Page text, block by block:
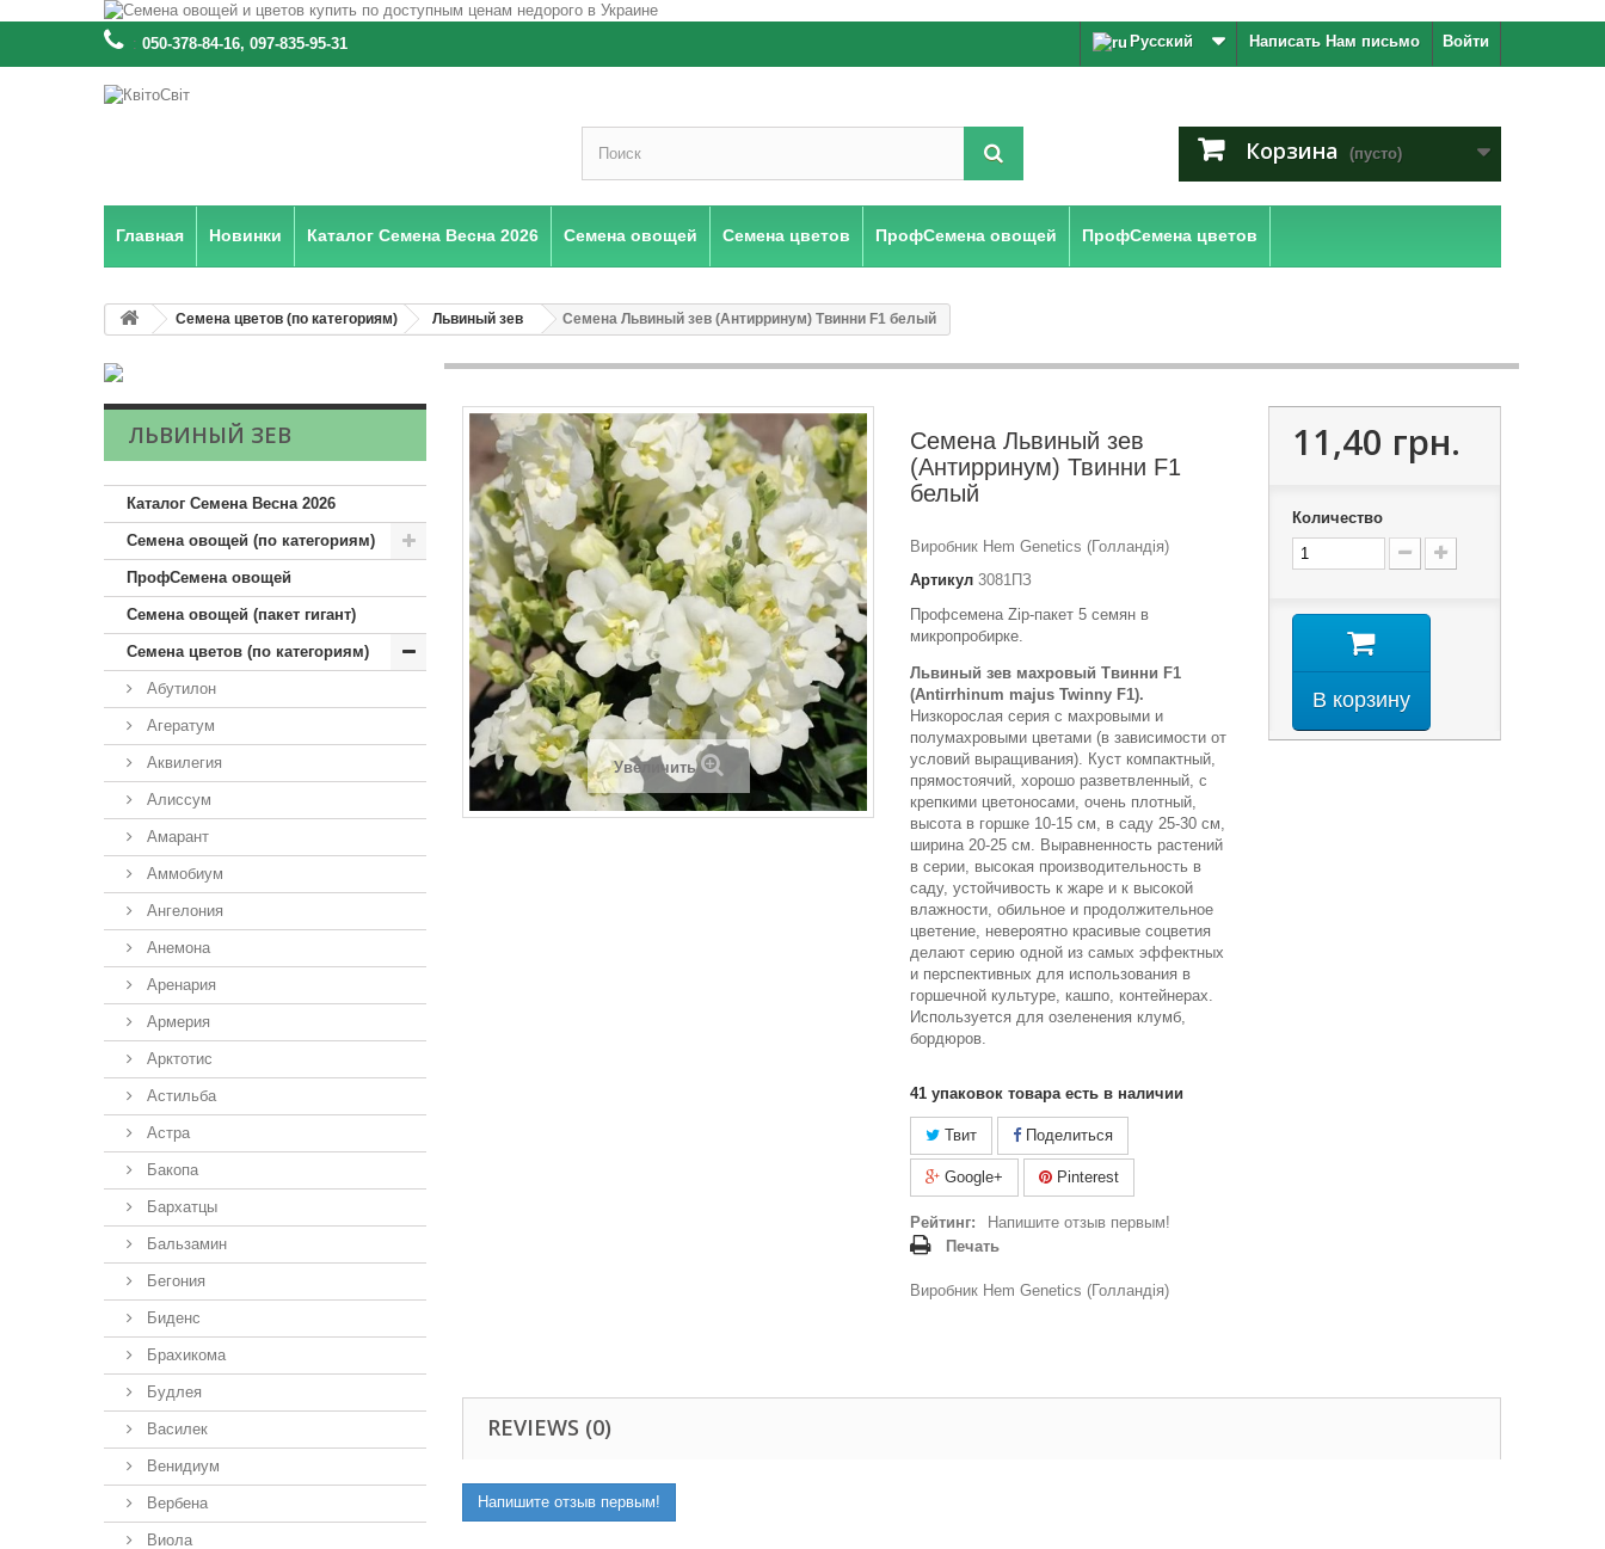
Войти
Написать Нам письмо
: 050-378-84-16, 097-835-95-31 Русский
Корзина (пусто)
Главная Новинки Каталог Семена Весна 2026 Семена овощей Семена цветов ПрофСемена овощей ПрофСемена цветов
Семена цветов (по категориям) Львиный зев Семена Львиный зев (Антирринум) Твинни F1 белый
ЛЬВИНЫЙ ЗЕВ
Каталог Семена Весна 2026
Семена овощей (по категориям)
ПрофСемена овощей
Семена овощей (пакет гигант)
Семена цветов (по категориям)
Абутилон
Агератум
Аквилегия
Алиссум
Амарант
Аммобиум
Ангелония
Анемона
Аренария
Армерия
Арктотис
Астильба
Астра
Бакопа
Бархатцы
Бальзамин
Бегония
Биденс
Брахикома
Будлея
Василек
Венидиум
Вербена
Виола
Увеличить
Семена Львиный зев
(Антирринум) Твинни F1
белый
Виробник Hem Genetics (Голландія)
Артикул 3081ПЗ
Профсемена Zip-пакет 5 семян в
микропробирке.
Львиный зев махровый Твинни F1
(Antirrhinum majus Twinny F1).
Низкорослая серия с махровыми и
полумахровыми цветами (в зависимости от
условий выращивания). Куст компактный,
прямостоячий, хорошо разветвленный, с
крепкими цветоносами, очень плотный,
высота в горшке 10-15 см, в саду 25-30 см,
ширина 20-25 см. Выравненность растений
в серии, высокая производительность в
саду, устойчивость к жаре и к высокой
влажности, обильное и продолжительное
цветение, невероятно красивые соцветия
делают серию одной из самых эффектных
и перспективных для использования в
горшечной культуре, кашпо, контейнерах.
Используется для озеленения клумб,
бордюров.
41 упаковок товара есть в наличии
Твит Поделиться
Google+ Pinterest
Рейтинг:
Напишите отзыв первым!
Печать
Виробник Hem Genetics (Голландія)
11,40 грн.
Количество
В корзину
REVIEWS (0)
Напишите отзыв первым!